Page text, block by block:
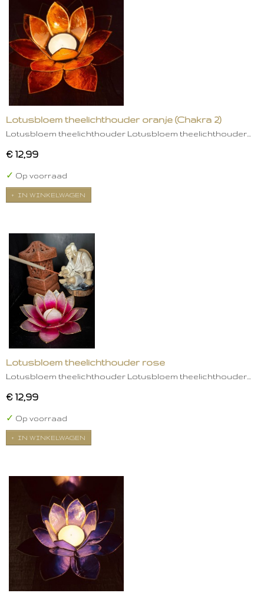
Lotusbloem theelichthouder oranje (Chakra 2)
Lotusbloem theelichthouder Lotusbloem theelichthouder…
€ 12,99
✓ Op voorraad
IN WINKELWAGEN
Lotusbloem theelichthouder rose
Lotusbloem theelichthouder Lotusbloem theelichthouder…
€ 12,99
✓ Op voorraad
IN WINKELWAGEN